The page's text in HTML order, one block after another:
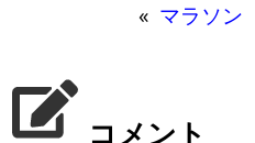
« マラソン
コメント